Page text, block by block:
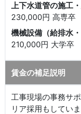
上下水道管の施工
230,000円 高専卒
機械設備（給排水
210,000円 大学卒
賃金の補足説明
工事現場の事務サ
リア採用もしてい